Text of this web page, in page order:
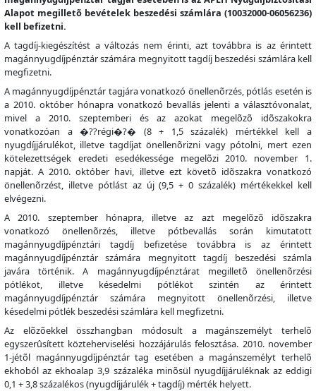
Alapot megilletõ bevételek beszedési számlára (10032000-06056236)
kell befizetni.
A tagdíj-kiegészítést a változás nem érinti, azt továbbra is az érintett
magánnyugdíjpénztár számára megnyitott tagdíj beszedési számlára kell
megfizetni.
A magánnyugdíjpénztár tagjára vonatkozó önellenõrzés, pótlás esetén is
a 2010. október hónapra vonatkozó bevallás jelenti a választóvonalat,
mivel a 2010. szeptemberi és az azokat megelõzõ idõszakokra
vonatkozóan a �??régi�?� (8 + 1,5 százalék) mértékkel kell a
nyugdíjjárulékot, illetve tagdíjat önellenõrizni vagy pótolni, mert ezen
kötelezettségek eredeti esedékessége megelõzi 2010. november 1.
napját. A 2010. október havi, illetve ezt követõ idõszakra vonatkozó
önellenõrzést, illetve pótlást az új (9,5 + 0 százalék) mértékekkel kell
elvégezni.
A 2010. szeptember hónapra, illetve az azt megelõzõ idõszakra
vonatkozó önellenõrzés, illetve pótbevallás során kimutatott
magánnyugdíjpénztári tagdíj befizetése továbbra is az érintett
magánnyugdíjpénztár számára megnyitott tagdíj beszedési számla
javára történik. A magánnyugdíjpénztárat megilletõ önellenõrzési
pótlékot, illetve késedelmi pótlékot szintén az érintett
magánnyugdíjpénztár számára megnyitott önellenõrzési, illetve
késedelmi pótlék beszedési számlára kell megfizetni.
Az elõzõekkel összhangban módosult a magánszemélyt terhelõ
egyszerûsített közteherviselési hozzájárulás felosztása. 2010. november
1-jétõl magánnyugdíjpénztár tag esetében a magánszemélyt terhelõ
ekhoból az ekhoalap 3,9 százaléka minõsül nyugdíjjáruléknak az eddigi
0,1 + 3,8 százalékos (nyugdíjjárulék + tagdíj) mérték helyett.